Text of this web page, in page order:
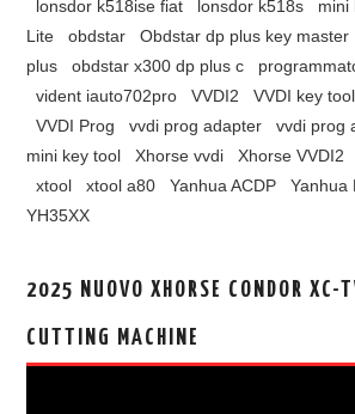
lonsdor k518ise fiat
lonsdor k518s mini
Lite
obdstar Obdstar dp plus key master
plus
obdstar x300 dp plus c
vident iauto702pro
VVDI2 VVDI key tool
VVDI Prog
vvdi prog adapter vvdi prog
mini key tool
Xhorse vvdi Xhorse VVDI2
xtool
xtool a80 Yanhua ACDP Yanhua
YH35XX
2025 NUOVO XHORSE CONDOR XC-
CUTTING MACHINE